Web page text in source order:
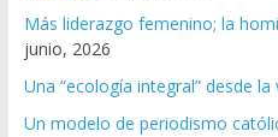
Más liderazgo femenino; la
junio, 2026
Una “ecología integral” desde
Un modelo de periodismo